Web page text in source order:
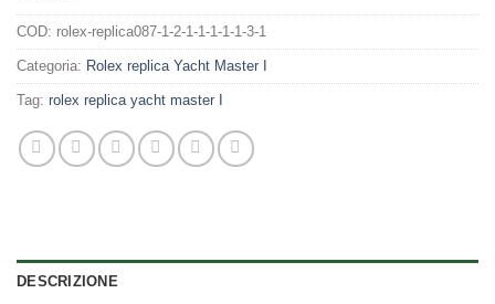
COD: rolex-replica087-1-2-1-1-1-1-1-3-1
Categoria: Rolex replica Yacht Master I
Tag: rolex replica yacht master I
DESCRIZIONE